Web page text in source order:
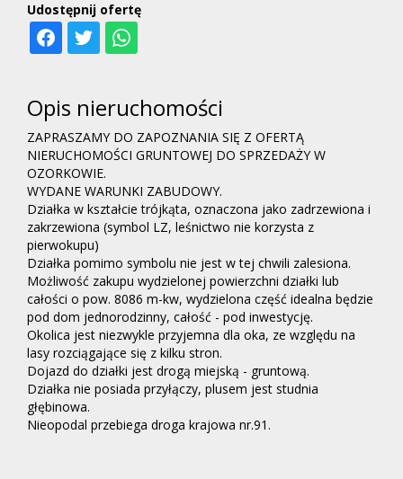
Udostępnij ofertę
Opis nieruchomości
ZAPRASZAMY DO ZAPOZNANIA SIĘ Z OFERTĄ
NIERUCHOMOŚCI GRUNTOWEJ DO SPRZEDAŻY W
OZORKOWIE.
WYDANE WARUNKI ZABUDOWY.
Działka w kształcie trójkąta, oznaczona jako zadrzewiona i
zakrzewiona (symbol LZ, leśnictwo nie korzysta z
pierwokupu)
Działka pomimo symbolu nie jest w tej chwili zalesiona.
Możliwość zakupu wydzielonej powierzchni działki lub
całości o pow. 8086 m-kw, wydzielona część idealna będzie
pod dom jednorodzinny, całość - pod inwestycję.
Okolica jest niezwykle przyjemna dla oka, ze względu na
lasy rozciągające się z kilku stron.
Dojazd do działki jest drogą miejską - gruntową.
Działka nie posiada przyłączy, plusem jest studnia
głębinowa.
Nieopodal przebiega droga krajowa nr.91.